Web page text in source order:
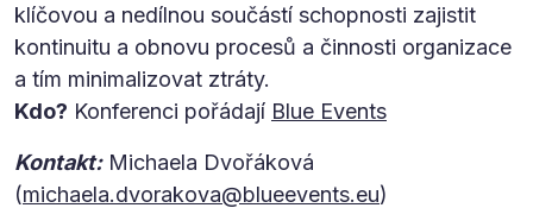
klíčovou a nedílnou součástí schopnosti zajistit
kontinuitu a obnovu procesů a činnosti organizace
a tím minimalizovat ztráty.
Kdo? Konferenci pořádají Blue Events
Kontakt:Michaela Dvořáková
(michaela.dvorakova@blueevents.eu)